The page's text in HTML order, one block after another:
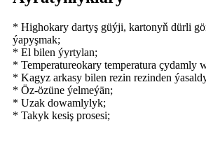
* Highokary dartyş güýji, kartonyň dürli
ýapyşmak;
* El bilen ýyrtylan;
* Temperatureokary temperatura çydamly
* Kagyz arkasy bilen rezin rezinden
* Öz-özüne ýelmeýän;
* Uzak dowamlylyk;
* Takyk kesiş prosesi;